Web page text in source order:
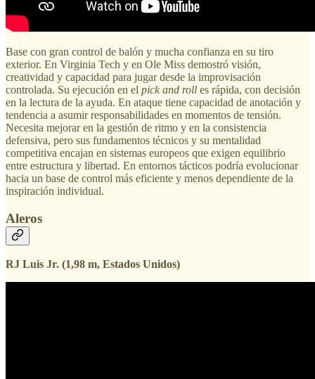
Base con gran control de balón y mucha confianza en su tiro
exterior. En Virginia Tech y en Ole Miss demostró visión,
creatividad y capacidad para jugar desde la improvisación
controlada. Su ejecución en el pick and roll es rápida, con decisión
en la lectura de la ayuda. En ataque tiene capacidad de anotación y
tendencia a asumir responsabilidades en momentos de tensión.
Necesita mejorar en la gestión de ritmo y en la consistencia
defensiva, pero sus fundamentos técnicos y su mentalidad
competitiva encajan en sistemas europeos que exigen equilibrio
entre estructura y libertad. En entornos tácticos podría evolucionar
hacia un base de control más eficiente y menos dependiente de la
inspiración individual.
Aleros
RJ Luis Jr. (1,98 m, Estados Unidos)